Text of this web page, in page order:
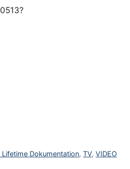
Lifetime Dokumentation,TV,VIDEO